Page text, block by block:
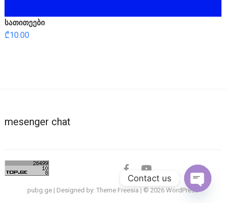
სათითეები
₾10.00
mesenger chat
facebookyoutube
pubg.ge | Designed by:Theme Freesia | © 2026WordPress
Contact us